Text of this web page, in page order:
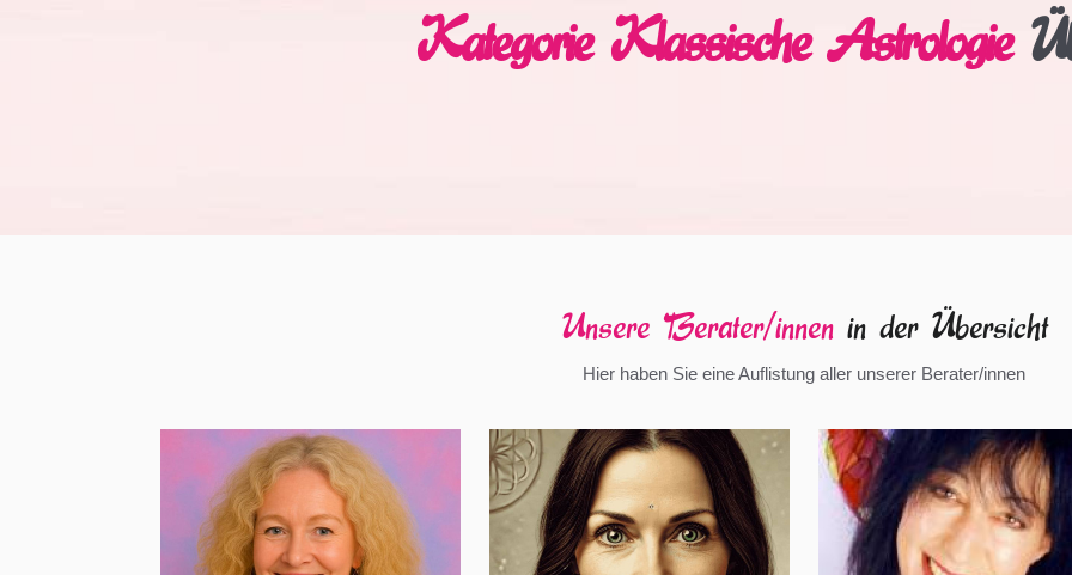
Kategorie Klassische Astrologie
Unsere Berater/innen in der Übersicht
Hier haben Sie eine Auflistung aller unserer Berater/innen